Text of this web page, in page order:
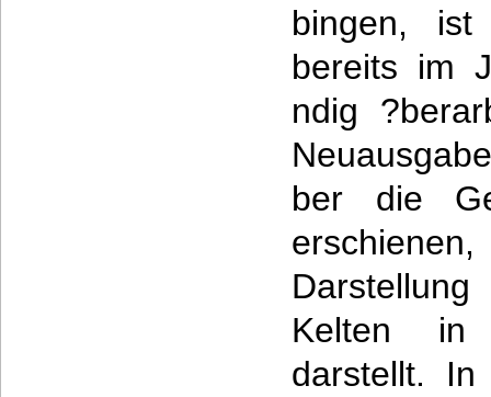
bingen,
bereits im
ndig
ber die
Kelten in
darstellt.